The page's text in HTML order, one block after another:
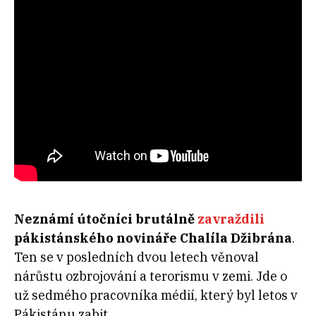
Neznámí útočníci brutálně zavraždili
pákistánského novináře Chalíla Džibrána.
Ten se v posledních dvou letech věnoval
nárůstu ozbrojování a terorismu v zemi. Jde o
už sedmého pracovníka médií, který byl letos v